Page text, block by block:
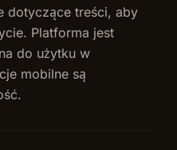
dotyczące treści, aby
Platforma jest
do użytku w
mobilne są